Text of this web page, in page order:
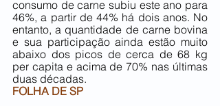
consumo de carne subiu este ano para
46%, a partir de 44% há dois anos. No
entanto, a quantidade de carne bovina
e sua participação ainda estão muito
abaixo dos picos de cerca de 68 kg
per capita e acima de 70% nas últimas
duas décadas.
FOLHA DE SP